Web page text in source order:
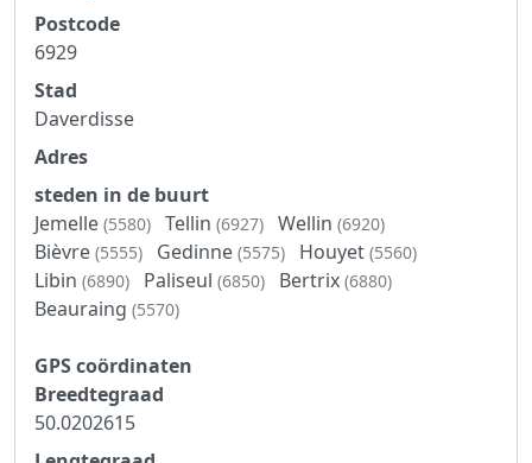
Postcode
6929
Stad
Daverdisse
Adres
steden in de buurt
Jemelle (5580) Tellin (6927) Wellin (6920)
Bièvre (5555) Gedinne (5575) Houyet (5560)
Libin (6890) Paliseul (6850) Bertrix (6880)
Beauraing (5570)
GPS coördinaten
Breedtegraad
50.0202615